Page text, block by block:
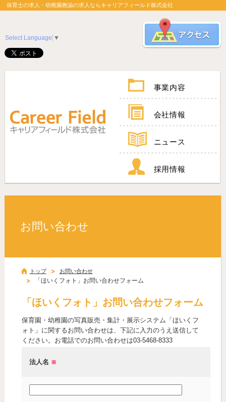
保育士の求人・幼稚園教諭の求人ならキャリアフィールド株式会社
Select Language ▼
事業内容
会社情報
ニュース
採用情報
お問い合わせ
トップ お問い合わせ
「ほいくフォト」お問い合わせフォーム
「ほいくフォト」お問い合わせフォーム
保育園・幼稚園の写真販売・集計・展示システム「ほいくフ
ォト」に関するお問い合わせは、下記に入力のうえ送信して
ください。お電話でのお問い合わせは03-5468-8333
法人名 ※